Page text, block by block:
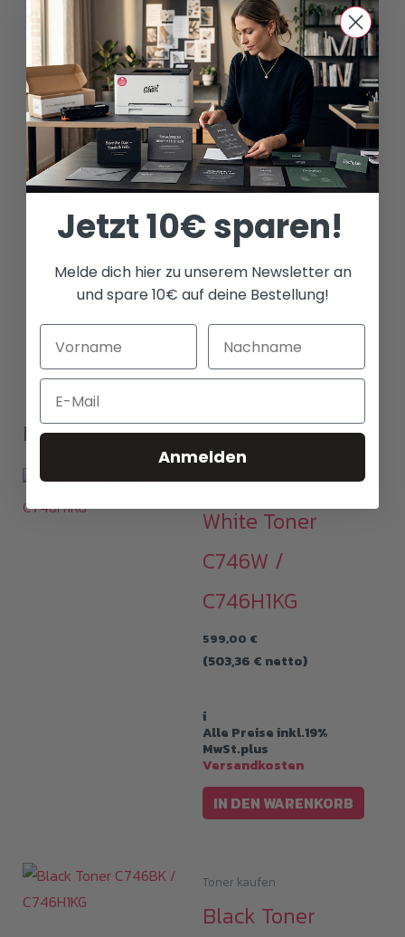
Beste Preisleistung
Freundlicher Kundenservice
Das könnte dich auch interessieren...
Toner kaufen
White Toner
C746W /
C746H1KG
599,00 €
(503,36 € netto)
i
Alle Preise inkl.19%
MwSt.plus
Versandkosten
IN DEN WARENKORB
Toner kaufen
Black Toner
Jetzt 10€ sparen!
Melde dich hier zu unserem Newsletter an
und spare 10€ auf deine Bestellung!
Email
Anmelden